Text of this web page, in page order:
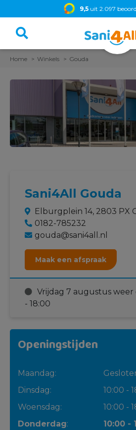
9,5 uit 2.097
Home Winkels Gouda
Sani4All Gouda
Elburgplein 14, 2803 PX
0182-785232
gouda@sani4all.nl
Maak een afspraak
Vrijdag 7 augustus weer
- 18:00
Openingstijden
Maandag:
Dinsdag:
10:00 -
Woensdag:
10:00 -
Donderdag:
10:00 -